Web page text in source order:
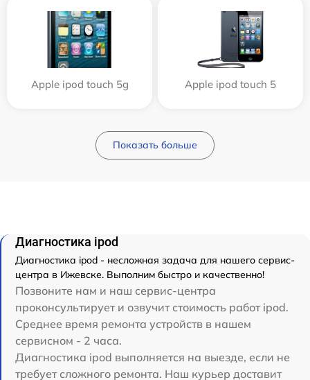
Apple ipod touch 5g Apple ipod touch 5
Показать больше
Диагностика ipod
Диагностика ipod - несложная задача для нашего сервис-
центра в Ижевске. Выполним быстро и качественно!
Позвоните нам и наш сервис-центра
проконсультирует и озвучит стоимость работ ipod.
Среднее время ремонта устройств в нашем
сервисном - 2 часа.
Диагностика ipod выполняется на выезде, если не
требует сложного ремонта. Наш курьер доставит